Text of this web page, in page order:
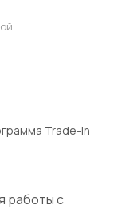
Trade-in
работы с